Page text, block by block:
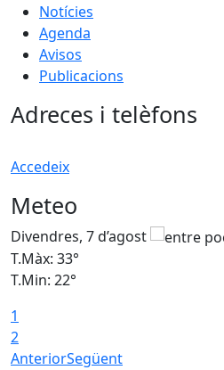
Notícies
Agenda
Avisos
Publicacions
Adreces i telèfons
Accedeix
Meteo
Divendres, 7 d’agost
T.Màx: 33°
T.Min: 22°
1
2
AnteriorSegüent